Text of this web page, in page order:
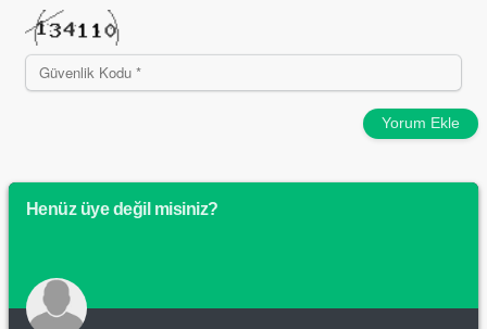
Yorum Ekle
Henüz üye değil misiniz?